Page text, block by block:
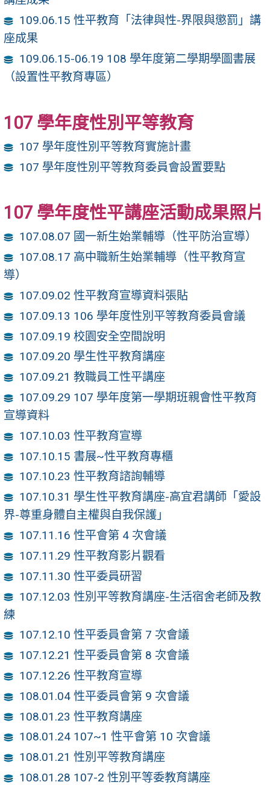
109.06.15 性平教育「法律與性-界限與懲罰」講
座成果
109.06.15-06.19 108 學年度第二學期學圖書展
（設置性平教育專區）
107 學年度性別平等教育
107 學年度性別平等教育實施計畫
107 學年度性別平等教育委員會設置要點
107 學年度性平講座活動成果照片
107.08.07 國一新生始業輔導（性平防治宣導）
107.08.17 高中職新生始業輔導（性平教育宣
導）
107.09.02 性平教育宣導資料張貼
107.09.13 106 學年度性別平等教育委員會議
107.09.19 校園安全空間說明
107.09.20 學生性平教育講座
107.09.21 教職員工性平講座
107.09.29 107 學年度第一學期班親會性平教育
宣導資料
107.10.03 性平教育宣導
107.10.15 書展~性平教育專櫃
107.10.23 性平教育諮詢輔導
107.10.31 學生性平教育講座-高宜君講師「愛設
界-尊重身體自主權與自我保護」
107.11.16 性平會第 4 次會議
107.11.29 性平教育影片觀看
107.11.30 性平委員研習
107.12.03 性別平等教育講座-生活宿舍老師及教
練
107.12.10 性平委員會第 7 次會議
107.12.21 性平委員會第 8 次會議
107.12.26 性平教育宣導
108.01.04 性平委員會第 9 次會議
108.01.23 性平教育講座
108.01.24 107~1 性平會第 10 次會議
108.01.21 性別平等教育講座
108.01.28 107-2 性別平等委教育講座